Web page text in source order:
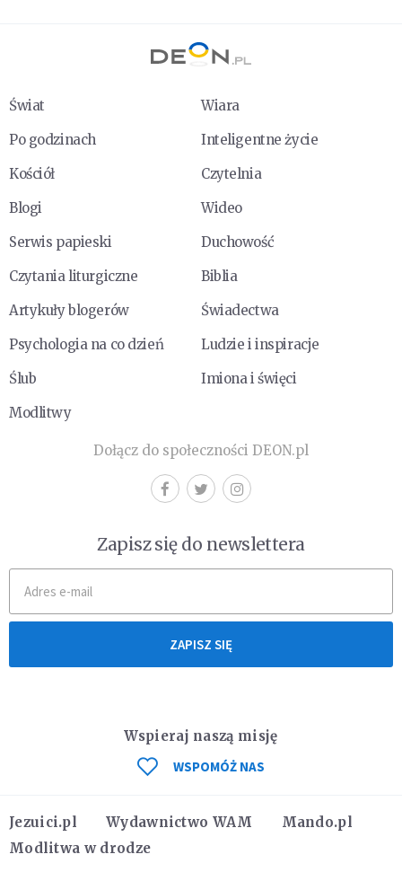
Świat
Wiara
Po godzinach
Inteligentne życie
Kościół
Czytelnia
Blogi
Wideo
Serwis papieski
Duchowość
Czytania liturgiczne
Biblia
Artykuły blogerów
Świadectwa
Psychologia na co dzień
Ludzie i inspiracje
Ślub
Imiona i święci
Modlitwy
Dołącz do społeczności DEON.pl
Zapisz się do newslettera
ZAPISZ SIĘ
Jezuici.pl Wydawnictwo WAM
Mando.pl
Modlitwa w drodze
Wspieraj naszą misję
WSPOMÓŻ NAS